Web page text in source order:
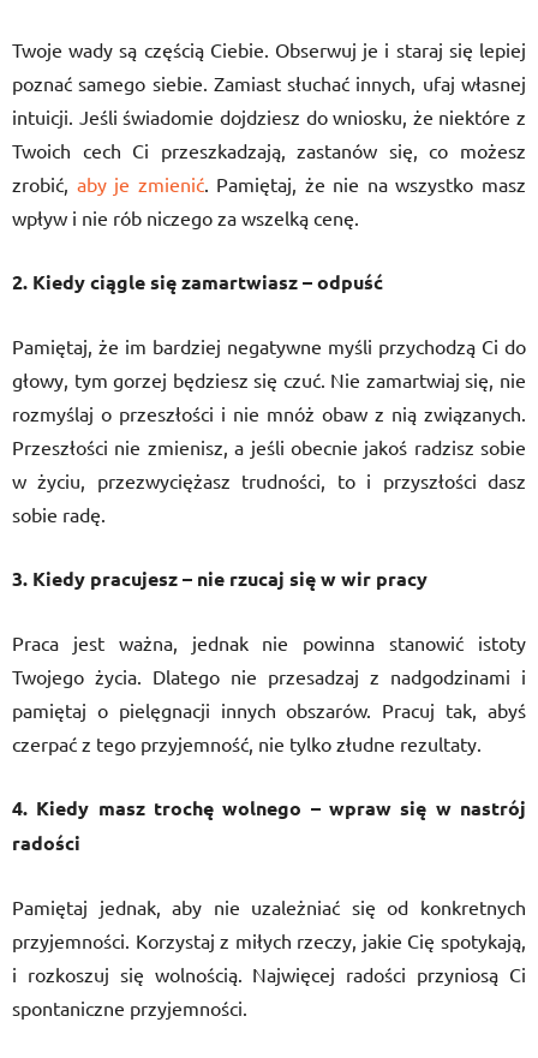
Twoje wady są częścią Ciebie. Obserwuj je i staraj się lepiej
poznać samego siebie. Zamiast słuchać innych, ufaj własnej
intuicji. Jeśli świadomie dojdziesz do wniosku, że niektóre z
Twoich cech Ci przeszkadzają, zastanów się, co możesz
zrobić, aby je zmienić. Pamiętaj, że nie na wszystko masz
wpływ i nie rób niczego za wszelką cenę.
2. Kiedy ciągle się zamartwiasz – odpuść
Pamiętaj, że im bardziej negatywne myśli przychodzą Ci do
głowy, tym gorzej będziesz się czuć. Nie zamartwiaj się, nie
rozmyślaj o przeszłości i nie mnóż obaw z nią związanych.
Przeszłości nie zmienisz, a jeśli obecnie jakoś radzisz sobie
w życiu, przezwyciężasz trudności, to i przyszłości dasz
sobie radę.
3. Kiedy pracujesz – nie rzucaj się w wir pracy
Praca jest ważna, jednak nie powinna stanowić istoty
Twojego życia. Dlatego nie przesadzaj z nadgodzinami i
pamiętaj o pielęgnacji innych obszarów. Pracuj tak, abyś
czerpać z tego przyjemność, nie tylko złudne rezultaty.
4. Kiedy masz trochę wolnego – wpraw się w nastrój
radości
Pamiętaj jednak, aby nie uzależniać się od konkretnych
przyjemności. Korzystaj z miłych rzeczy, jakie Cię spotykają,
i rozkoszuj się wolnością. Najwięcej radości przyniosą Ci
spontaniczne przyjemności.